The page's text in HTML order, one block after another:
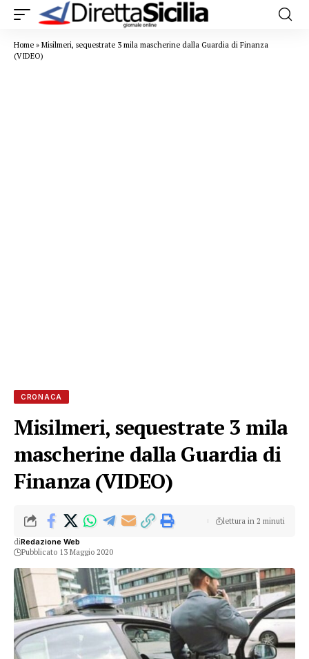
Home » Misilmeri, sequestrate 3 mila mascherine dalla Guardia di Finanza
(VIDEO)
CRONACA
Misilmeri, sequestrate 3 mila
mascherine dalla Guardia di
Finanza (VIDEO)
diRedazione Web
Pubblicato 13 Maggio 2020
lettura in 2 minuti